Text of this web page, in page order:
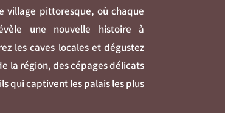
village pittoresque, où chaque
une nouvelle histoire à
les caves locales et dégustez
la région, des cépages délicats
qui captivent les palais les plus